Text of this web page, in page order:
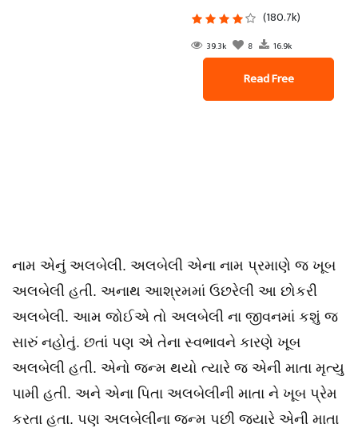
(180.7k)
39.3k 8 16.9k
Read Free
નામ એનું અલબેલી. અલબેલી એના નામ પ્રમાણે જ ખૂબ
અલબેલી હતી. અનાથ આશ્રમમાં ઉછરેલી આ છોકરી
અલબેલી. આમ જોઈએ તો અલબેલી ના જીવનમાં કશું જ
સારું નહોતું. છતાં પણ એ તેના સ્વભાવને કારણે ખૂબ
અલબેલી હતી. એનો જન્મ થયો ત્યારે જ એની માતા મૃત્યુ
પામી હતી. અને એના પિતા અલબેલીની માતા ને ખૂબ પ્રેમ
કરતા હતા. પણ અલબેલીના જન્મ પછી જ્યારે એની માતા